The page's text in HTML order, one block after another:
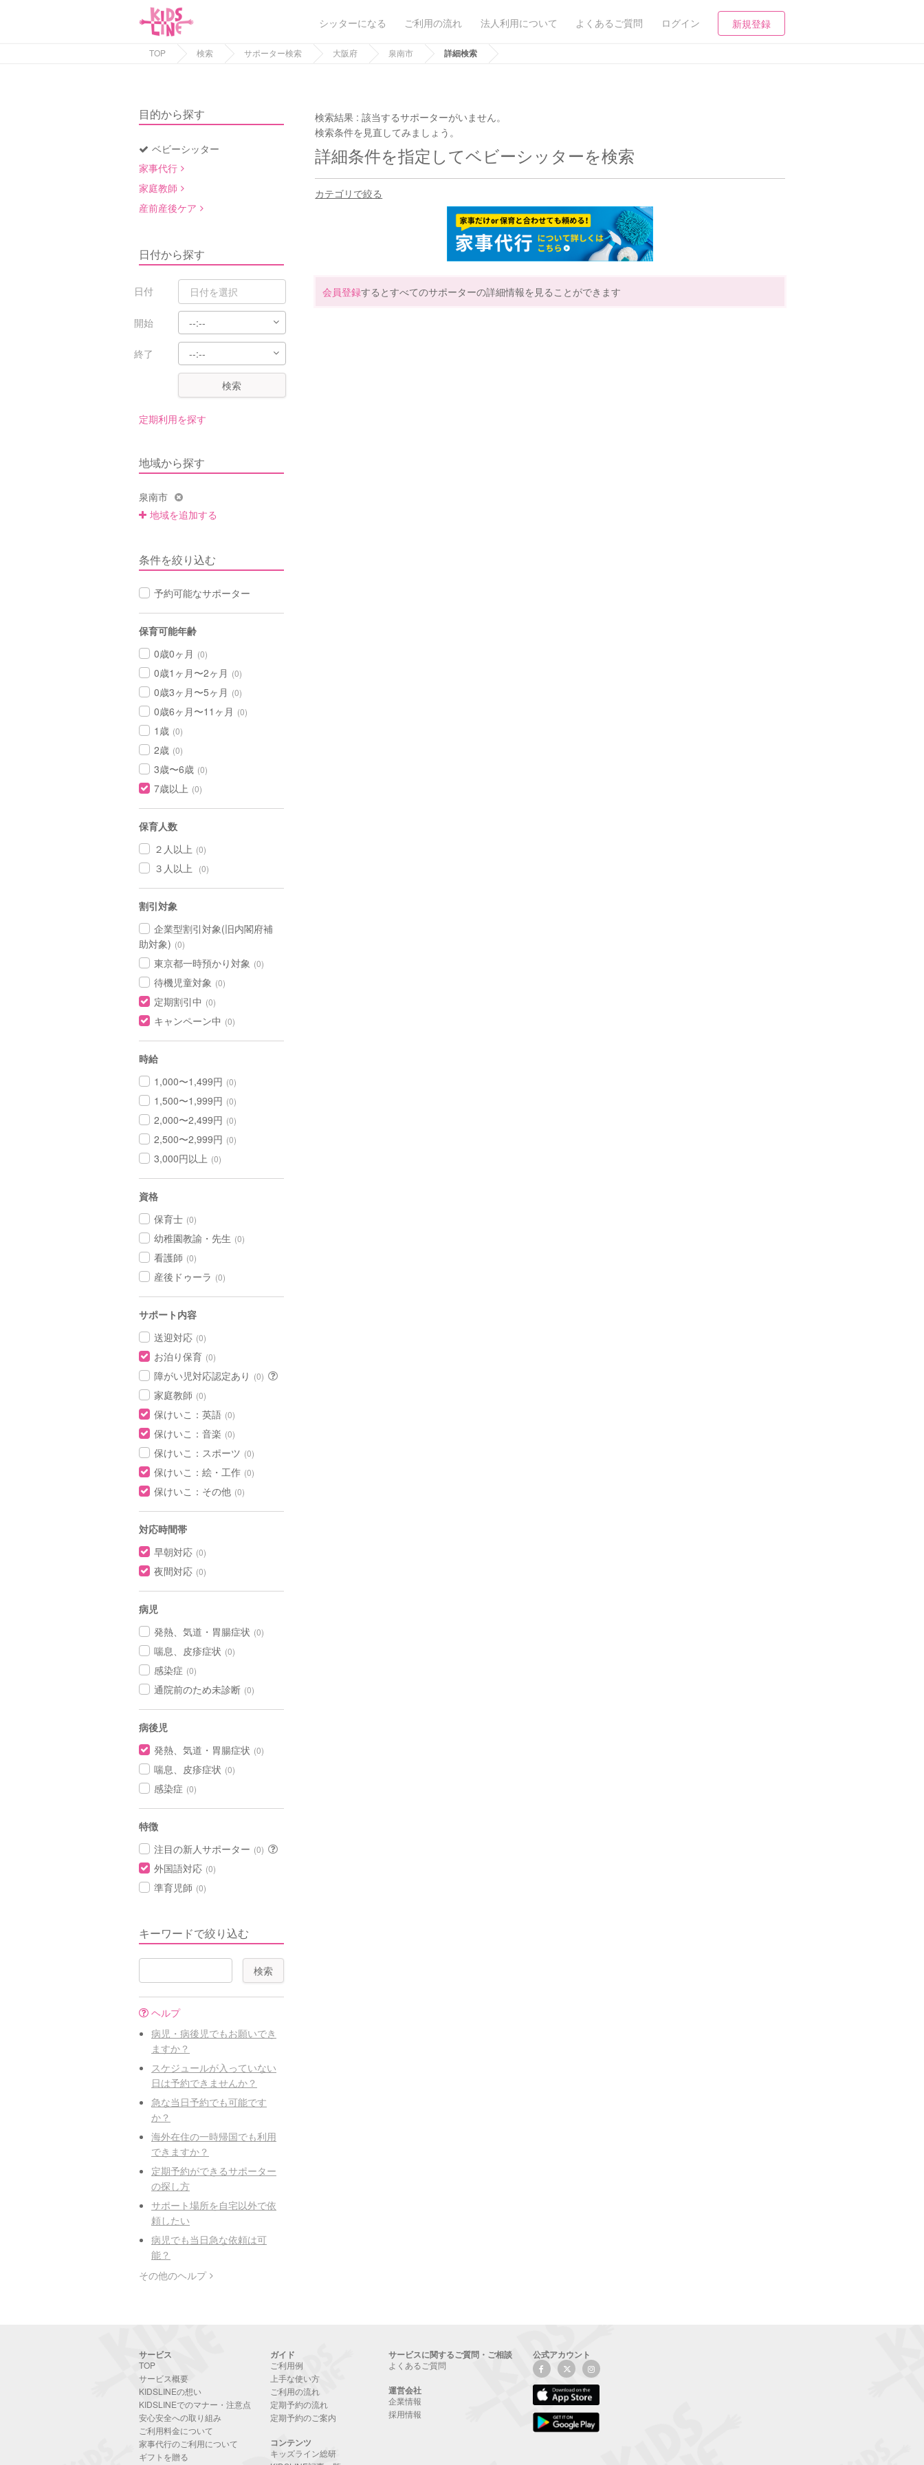
シッターになる ご利用の流れ 法人利用について よくあるご質問 ログイン 新規登録
TOP 検索 サポーター検索 大阪府 泉南市 詳細検索
目的から探す
ベビーシッター
家事代行
家庭教師
産前産後ケア
日付から探す
日付
開始
終了
検索
定期利用を探す
地域から探す
泉南市
地域を追加する
条件を絞り込む
予約可能なサポーター
保育可能年齢
0歳0ヶ月 (0)
0歳1ヶ月〜2ヶ月 (0)
0歳3ヶ月〜5ヶ月 (0)
0歳6ヶ月〜11ヶ月 (0)
1歳 (0)
2歳 (0)
3歳〜6歳 (0)
7歳以上 (0)
保育人数
２人以上 (0)
３人以上 (0)
割引対象
企業型割引対象(旧内閣府補
助対象) (0)
東京都一時預かり対象 (0)
待機児童対象 (0)
定期割引中 (0)
キャンペーン中 (0)
時給
1,000〜1,499円 (0)
1,500〜1,999円 (0)
2,000〜2,499円 (0)
2,500〜2,999円 (0)
3,000円以上 (0)
資格
保育士 (0)
幼稚園教諭・先生 (0)
看護師 (0)
産後ドゥーラ (0)
サポート内容
送迎対応 (0)
お泊り保育 (0)
障がい児対応認定あり (0)
家庭教師 (0)
保けいこ：英語 (0)
保けいこ：音楽 (0)
保けいこ：スポーツ (0)
保けいこ：絵・工作 (0)
保けいこ：その他 (0)
対応時間帯
早朝対応 (0)
夜間対応 (0)
病児
発熱、気道・胃腸症状 (0)
喘息、皮疹症状 (0)
感染症 (0)
通院前のため未診断 (0)
病後児
発熱、気道・胃腸症状 (0)
喘息、皮疹症状 (0)
感染症 (0)
特徴
注目の新人サポーター (0)
外国語対応 (0)
準育児師 (0)
キーワードで絞り込む
ヘルプ
病児・病後児でもお願いでき
ますか？
スケジュールが入っていない
日は予約できませんか？
急な当日予約でも可能です
か？
海外在住の一時帰国でも利用
できますか？
定期予約ができるサポーター
の探し方
サポート場所を自宅以外で依
頼したい
病児でも当日急な依頼は可
能？
その他のヘルプ
検索結果 :該当するサポーターがいません。
検索条件を見直してみましょう。
詳細条件を指定してベビーシッターを検索
カテゴリで絞る
会員登録するとすべてのサポーターの詳細情報を見ることができます
サービス
TOP
サービス概要
KIDSLINEの想い
KIDSLINEでのマナー・注意点
安心安全への取り組み
ご利用料金について
家事代行のご利用について
ギフトを贈る
ガイド
ご利用例
上手な使い方
ご利用の流れ
定期予約の流れ
定期予約のご案内
コンテンツ
キッズライン総研
サービスに関するご質問・ご相談
よくあるご質問
運営会社
企業情報
採用情報
公式アカウント